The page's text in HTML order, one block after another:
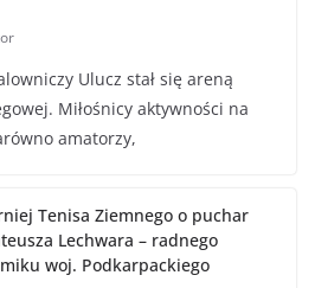
Ulucz stał się areną
Miłośnicy aktywności na
amatorzy,
Tenisa Ziemnego o puchar
Lechwara – radnego
woj. Podkarpackiego